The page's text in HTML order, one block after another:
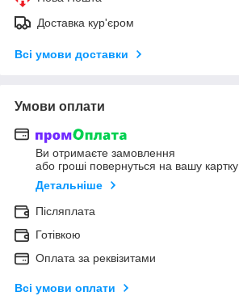
Доставка кур'єром
Всі умови доставки
Умови оплати
Ви отримаєте замовлення
або гроші повернуться на вашу картку
Детальніше
Післяплата
Готівкою
Оплата за реквізитами
Всі умови оплати